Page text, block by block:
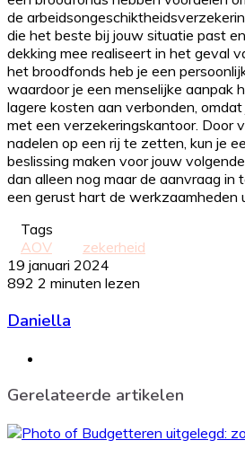
de
die het beste bij jouw situatie past
dekking mee realiseert in het geval
het broodfonds heb je een
waardoor je een menselijke aanpak
lagere kosten aan verbonden,
met een verzekeringskantoor. Door
nadelen op een rij te zetten, kun je
beslissing maken voor jouw
dan alleen nog maar de aanvraag in
een gerust hart de werkzaamheden
Tags
AOV
zekerheid
19 januari 2024
892 2 minuten lezen
Daniella
Gerelateerde artikelen